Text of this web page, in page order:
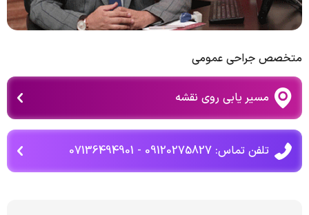
متخصص جراحی عمومی
مسیر یابی روی نقشه
تلفن تماس: 09120275827 - 07136494901